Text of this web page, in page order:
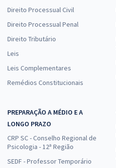
Direito Processual Civil
Direito Processual Penal
Direito Tributário
Leis
Leis Complementares
Remédios Constitucionais
PREPARAÇÃO A MÉDIO E A
LONGO PRAZO
CRP SC - Conselho Regional de
Psicologia - 12ª Região
SEDF - Professor Temporário